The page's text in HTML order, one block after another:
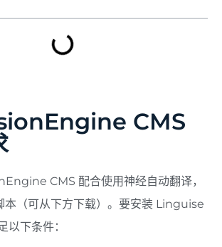
CMS
CMS 配合使用神经自动翻译，
本（可从下方下载）。要安装 Linguise
以下条件：